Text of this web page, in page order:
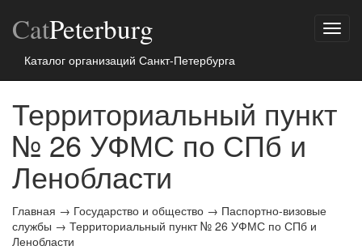
CatPeterburg
Каталог организаций Санкт-Петербурга
Территориальный пункт
№ 26 УФМС по СПб и
Ленобласти
Главная → Государство и общество → Паспортно-визовые
службы → Территориальный пункт № 26 УФМС по СПб и
Ленобласти